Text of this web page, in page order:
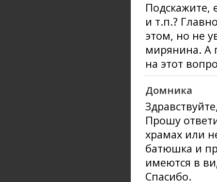
Подскажите,
и т.п.?
этом, но не
мирянина. А
на этот
Домника
Прошу
храмах или
батюшка и
имеются в
Спасибо.